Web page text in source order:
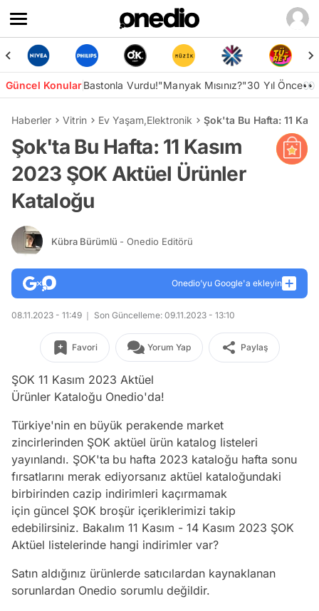
Güncel KonularBastonla Vurdu!"Manyak Mısınız?"30 Yıl Önce👀
Haberler Vitrin Ev Yaşam,Elektronik Şok'ta Bu Hafta: 11
Şok'ta Bu Hafta: 11 Kasım
2023 ŞOK Aktüel Ürünler
Kataloğu
Kübra Bürümlü - Onedio Editörü
Onedio’yu Google'a ekleyin
08.11.2023 - 11:49 Son Güncelleme: 09.11.2023 - 13:10
Favori Yorum Yap Paylaş
ŞOK 11 Kasım 2023 Aktüel
Ürünler Kataloğu Onedio'da!
Türkiye'nin en büyük perakende market
zincirlerinden ŞOK aktüel ürün katalog listeleri
yayınlandı. ŞOK'ta bu hafta 2023 kataloğu hafta sonu
fırsatlarını merak ediyorsanız aktüel kataloğundaki
birbirinden cazip indirimleri kaçırmamak
için güncel ŞOK broşür içeriklerimizi takip
edebilirsiniz. Bakalım 11 Kasım - 14 Kasım 2023 ŞOK
Aktüel listelerinde hangi indirimler var?
Satın aldığınız ürünlerde satıcılardan kaynaklanan
sorunlardan Onedio sorumlu değildir.